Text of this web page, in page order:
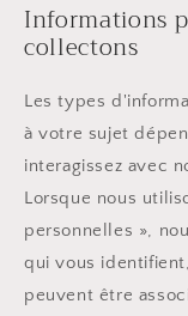
Informations
collectons
Les types
à votre sujet
interagissez avec
Lorsque nous
personnelles »,
qui vous
peuvent être